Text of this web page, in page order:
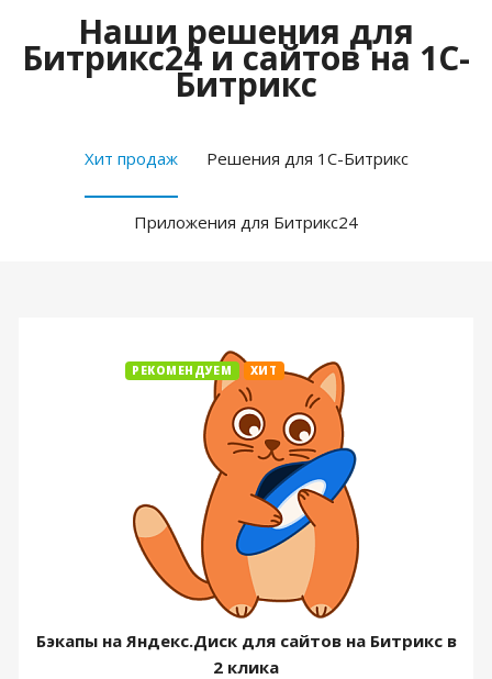
Наши решения для
Битрикс24 и сайтов на 1С-
Битрикс
Хит продаж Решения для 1С-Битрикс
Приложения для Битрикс24
РЕКОМЕНДУЕМ ХИТ
Бэкапы на Яндекс.Диск для сайтов на Битрикс в
2 клика